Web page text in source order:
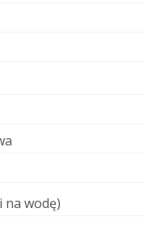
na wodę)